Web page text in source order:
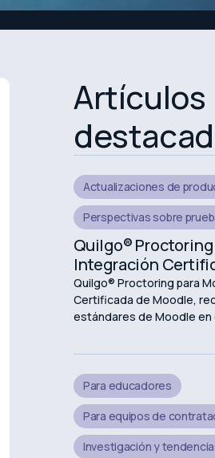
Artículos
Actualizaciones de
Perspectivas sobre
Quilgo®
Integración
Quilgo® Proctoring para
Certificada de Moodle,
estándares de Moodle en
Para educadores
Para equipos de
Investigación y